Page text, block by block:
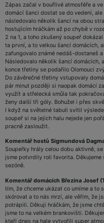
Zápas začal v bouřlivé atmosféře a
domácí šanci dostat se do vedení,
následovalo několik šancí na obou
hostujícím hráčkám až po chybě v
2 na 1, a toho zkušený soupeř
ta první, a to velkou šancí domácích,
zafungovalo známé nedáš-dostaneš
Následovalo několik šancí domácích,
konce třetiny se podařilo Olomouci
Do závěrečné třetiny vstupovaly
pár minut později si naopak domácí
využít a střelecká smůla tak
ženy další tři góly. Bohužel i přes
I když na světelné tabuli svítil
soupeř si na jejich halu nejede jen
pracně zasloužit.
Komentář hostů Sigmundová
Soupeřky hrály celou dobu aktivně,
jsme potvrdily roli favorita.
sezóně.
Komentář domácích Březina Josef
tím, že chceme ukázat co umíme a to
skórovat a to nás mrzí, ale věřím, že
potrápili. Děkuji hráčkám, že jsme
jsme to na velkém brankovišti.
kteří dnes na hale vytvořili super